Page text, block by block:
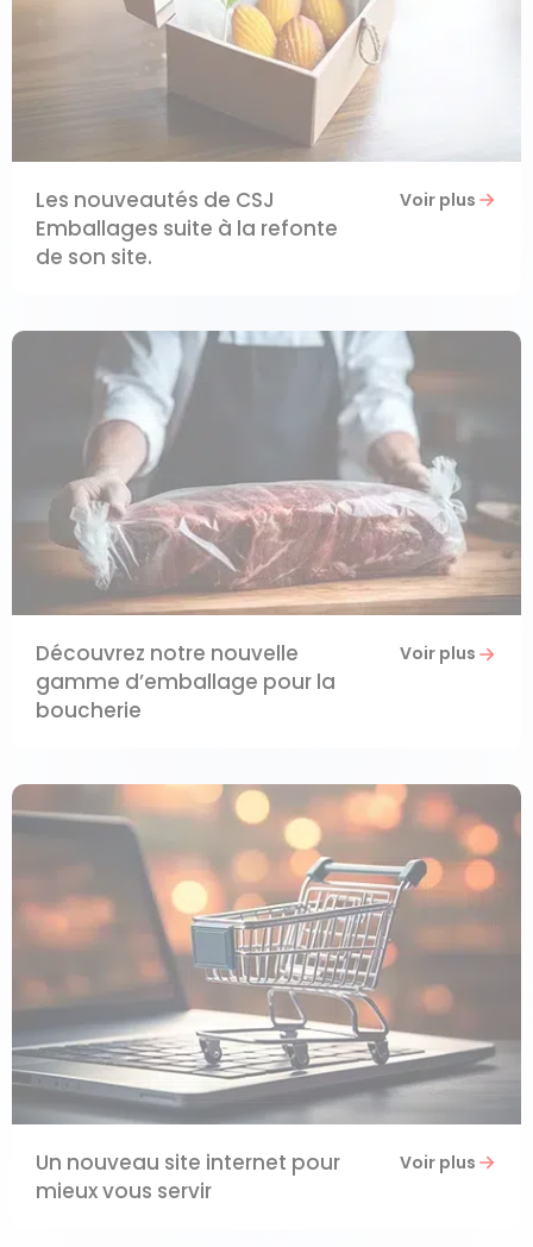
Les nouveautés de CSJ
Emballages suite à la refonte
de son site.
Voir plus
Découvrez notre nouvelle
gamme d’emballage pour la
boucherie
Voir plus
Un nouveau site internet pour
mieux vous servir
Voir plus